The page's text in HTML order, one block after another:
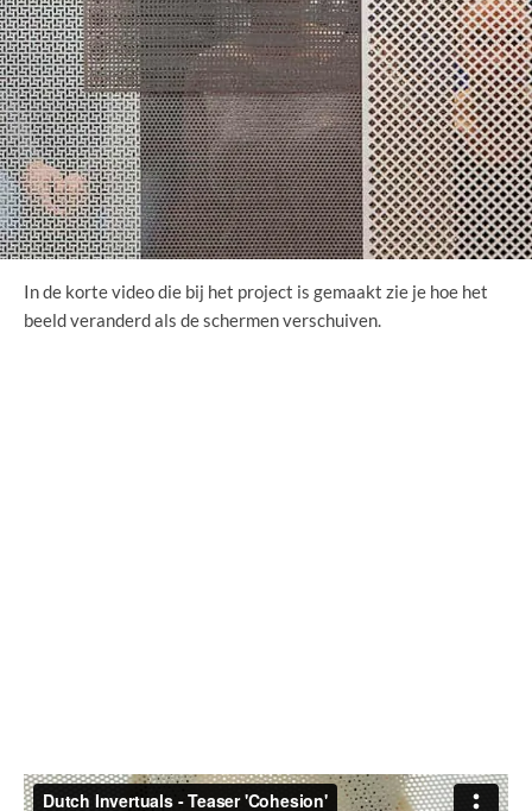
In de korte video die bij het project is gemaakt zie je hoe het
beeld veranderd als de schermen verschuiven.